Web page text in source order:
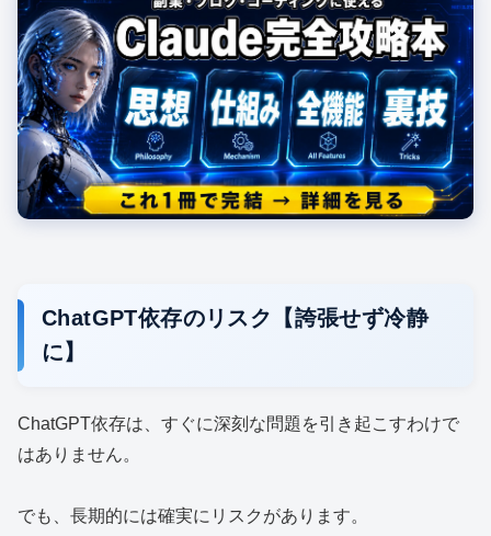
ChatGPT依存のリスク【誇張せず冷静
に】
ChatGPT依存は、すぐに深刻な問題を引き起こすわけで
はありません。
でも、長期的には確実にリスクがあります。